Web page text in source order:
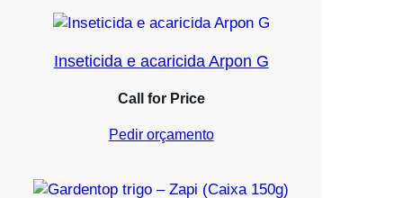
Inseticida e acaricida Arpon G
Call for Price
Pedir orçamento